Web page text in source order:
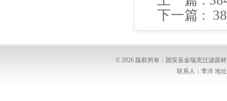
下一篇 :
© 2026 版权所有：固安县金瑞克过滤器
联系人：李洋 地